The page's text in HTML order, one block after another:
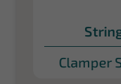
Clamper